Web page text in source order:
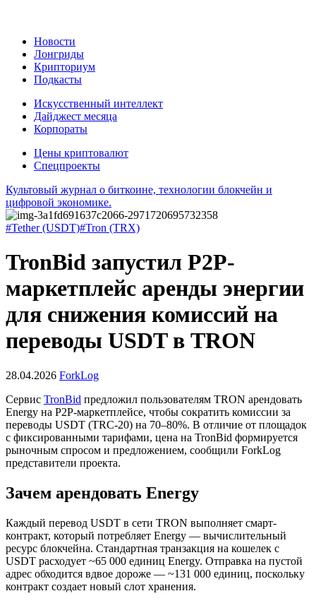
Новости
Лонгриды
Крипториум
Подкасты
Искусственный интеллект
Дайджест месяца
Корпораты
Цены криптовалют
Спецпроекты
Культовый журнал о биткоине, технологии блокчейн и
цифровой экономике.
#Tether (USDT)#Tron (TRX)
TronBid запустил P2P-
маркетплейс аренды энергии
для снижения комиссий на
переводы USDT в TRON
28.04.2026 ForkLog
Сервис TronBid предложил пользователям TRON арендовать
Energy на P2P-маркетплейсе, чтобы сократить комиссии за
переводы USDT (TRC-20) на 70–80%. В отличие от площадок
с фиксированными тарифами, цена на TronBid формируется
рыночным спросом и предложением, сообщили ForkLog
представители проекта.
Зачем арендовать Energy
Каждый перевод USDT в сети TRON выполняет смарт-
контракт, который потребляет Energy — вычислительный
ресурс блокчейна. Стандартная транзакция на кошелек с
USDT расходует ~65 000 единиц Energy. Отправка на пустой
адрес обходится вдвое дороже — ~131 000 единиц, поскольку
контракт создает новый слот хранения.